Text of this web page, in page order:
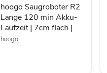
Akku-
Laufzeit
|
7cm
flach
hoogo Saugroboter R2
Lange 120 min Akku-
Laufzeit | 7cm flach |
hoogo